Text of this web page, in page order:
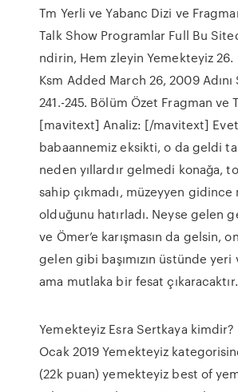
Tm Yerli ve Yabanc Dizi ve
Talk Show Programlar Full Bu
ndirin, Hem zleyin Yemekteyiz 26.
Ksm Added March 26, 2009 Adını
241.-245. Bölüm Özet Fragman ve
[mavitext] Analiz: [/mavitext]
babaannemiz eksikti, o da geldi
neden yıllardır gelmedi konağa,
sahip çıkmadı, müzeyyen gidince
olduğunu hatırladı. Neyse gelen
ve Ömer’e karışmasın da gelsin,
gelen gibi başımızın üstünde yeri
ama mutlaka bir fesat çıkaracaktır.
Yemekteyiz Esra Sertkaya kimdir?
Ocak 2019 Yemekteyiz
(22k puan) yemekteyiz best of